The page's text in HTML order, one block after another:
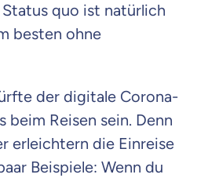
quo ist natürlich
besten ohne
der digitale Corona-
beim Reisen sein. Denn
erleichtern die Einreise
Beispiele: Wenn du